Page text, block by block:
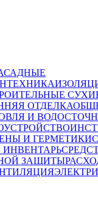
ОТДЕЛКА
И
И ГЕРМЕТИКИ
ЗАЩИТЫ